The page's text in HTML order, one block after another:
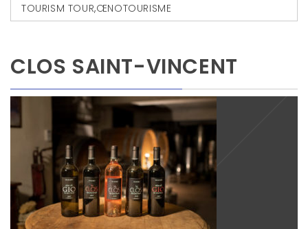
TOURISM TOUR,ŒNOTOURISME
CLOS SAINT-VINCENT